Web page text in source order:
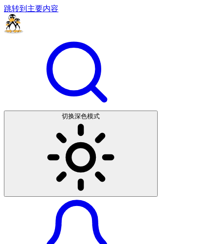
跳转到主要内容
切换深色模式